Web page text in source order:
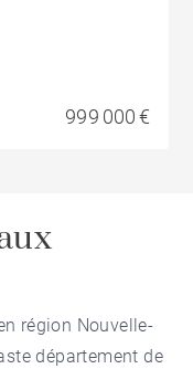
999 000 €
région Nouvelle-
département de